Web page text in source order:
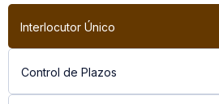
Interlocutor Único
Control de Plazos